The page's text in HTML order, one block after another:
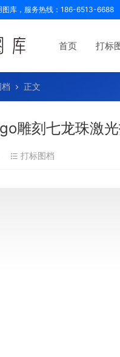
图库，服务热线：186-6513-6688
首页 打标
正文
雕刻七龙珠激
打标图档